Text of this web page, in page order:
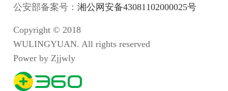
公安部备案号： 湘公网安备43081102000025号
Copyright © 2018
WULINGYUAN. All rights reserved
Power by Zjjwly